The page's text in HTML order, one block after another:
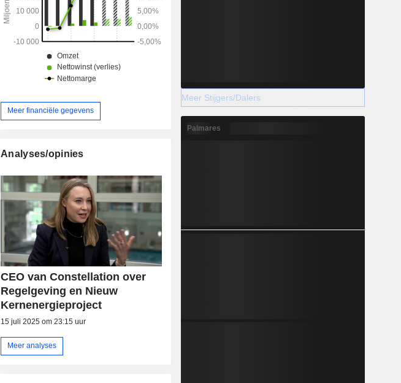
Meer financiële gegevens
Analyses/opinies
CEO van Constellation over
Regelgeving en Nieuw
Kernenergieproject
15 juli 2025 om 23:15 uur
Meer analyses
Meer Stijgers/Dalers
Palmares